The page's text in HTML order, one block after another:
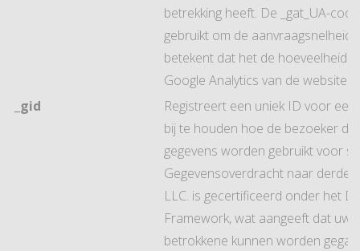
betrekking heeft. De _gat_UA-
gebruikt om de aanvraagsnelheid
betekent dat het de hoeveelheid
Google Analytics van de website
_gid
Registreert een uniek ID voor
bij te houden hoe de bezoeker
gegevens worden gebruikt voor
Gegevensoverdracht naar derde
LLC. is gecertificeerd onder het
Framework, wat aangeeft dat uw
betrokkene kunnen worden